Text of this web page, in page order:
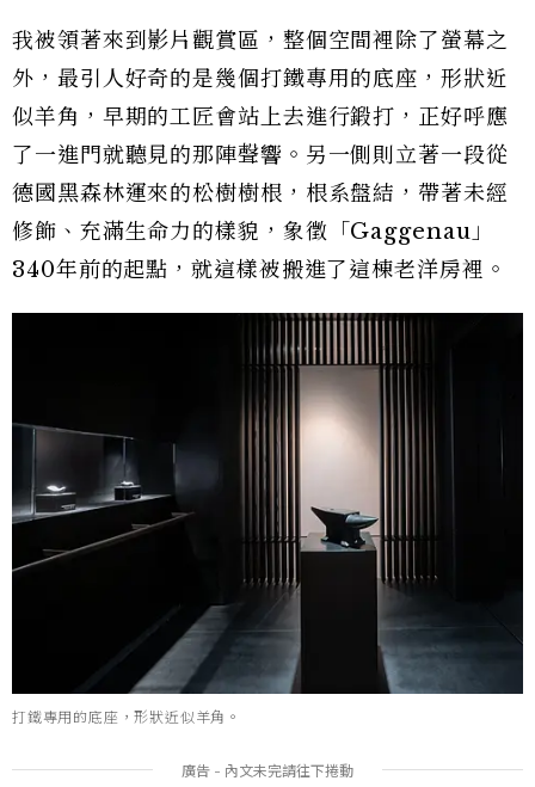
我被領著來到影片觀賞區，整個空間裡除了螢幕之
外，最引人好奇的是幾個打鐵專用的底座，形狀近
似羊角，早期的工匠會站上去進行鍛打，正好呼應
了一進門就聽見的那陣聲響。另一側則立著一段從
德國黑森林運來的松樹樹根，根系盤結，帶著未經
修飾、充滿生命力的樣貌，象徵「Gaggenau」
340年前的起點，就這樣被搬進了這棟老洋房裡。
打鐵專用的底座，形狀近似羊角。